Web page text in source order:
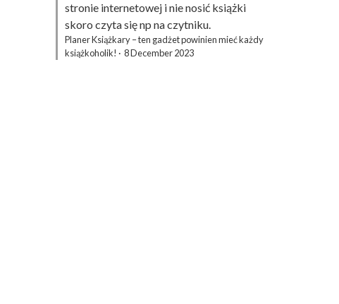
stronie internetowej i nie nosić książki
skoro czyta się np na czytniku.
Planer Książkary – ten gadżet powinien mieć każdy
książkoholik! · 8 December 2023